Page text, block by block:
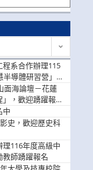
系合作辦理115
導體研習營」，
面海論壇－花蓮
，歡迎踴躍報名
中
史，歡迎歷史科
116年度高級中
師踴躍報名